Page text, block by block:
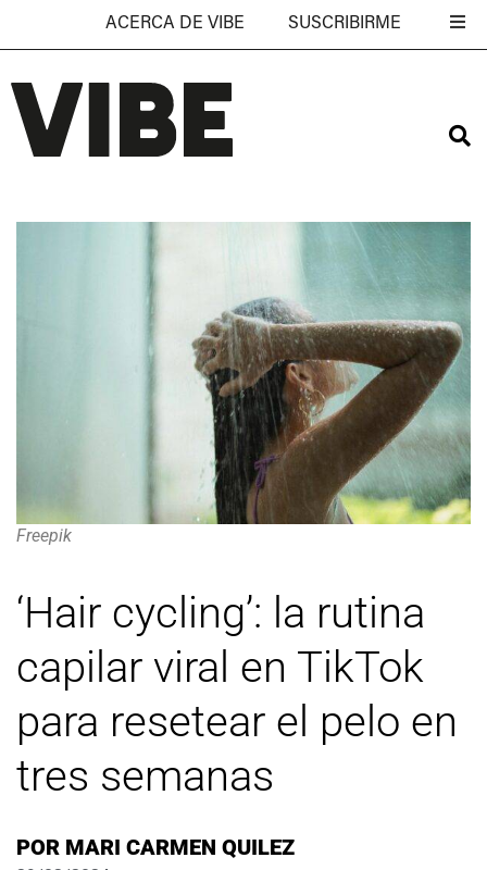
ACERCA DE VIBE SUSCRIBIRME
Freepik
‘Hair cycling’: la rutina
capilar viral en TikTok
para resetear el pelo en
tres semanas
POR MARI CARMEN QUILEZ